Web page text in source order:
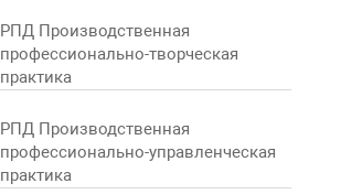
РПД Производственная
профессионально-творческая
практика
РПД Производственная
профессионально-управленческая
практика